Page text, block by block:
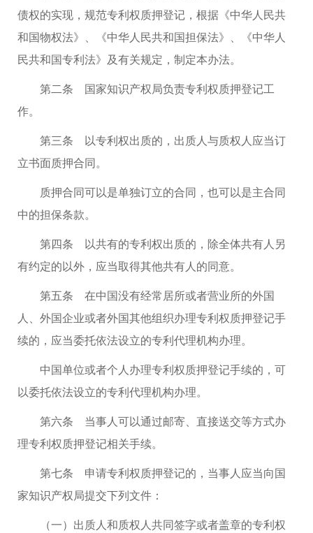
债权的实现，规范专利权质押登记，根据《中华人民共
和国物权法》、《中华人民共和国担保法》、《中华人
民共和国专利法》及有关规定，制定本办法。
第二条 国家知识产权局负责专利权质押登记工
作。
第三条 以专利权出质的，出质人与质权人应当订
立书面质押合同。
质押合同可以是单独订立的合同，也可以是主合同
中的担保条款。
第四条 以共有的专利权出质的，除全体共有人另
有约定的以外，应当取得其他共有人的同意。
第五条 在中国没有经常居所或者营业所的外国
人、外国企业或者外国其他组织办理专利权质押登记手
续的，应当委托依法设立的专利代理机构办理。
中国单位或者个人办理专利权质押登记手续的，可
以委托依法设立的专利代理机构办理。
第六条 当事人可以通过邮寄、直接送交等方式办
理专利权质押登记相关手续。
第七条 申请专利权质押登记的，当事人应当向国
家知识产权局提交下列文件：
（一）出质人和质权人共同签字或者盖章的专利权